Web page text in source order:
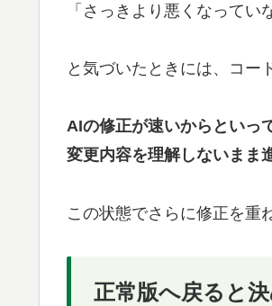
「さっきより悪くなってい
と気づいたときには、コー
AIの修正が速いからといっ
変更内容を理解しないまま
この状態でさらに修正を重
正常版へ戻ると